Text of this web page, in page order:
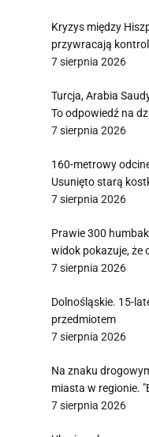
Kryzys między
przywracają
7 sierpnia 2026
Turcja, Arabia
To odpowiedź na
7 sierpnia 2026
160-metrowy
Usunięto starą
7 sierpnia 2026
Prawie 300
widok pokazuje, że
7 sierpnia 2026
Dolnośląskie. 15-
przedmiotem
7 sierpnia 2026
Na znaku
miasta w regionie.
7 sierpnia 2026